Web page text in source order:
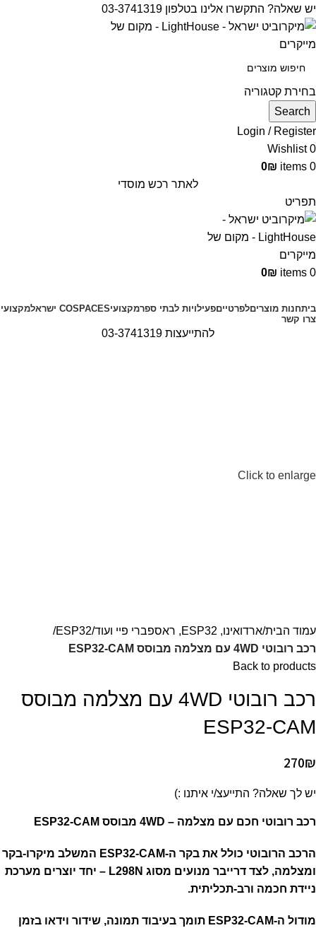
יש שאלה? התקשרו אלינו בטלפון 03-3741319
בחירת קטגוריה
Search
Login / Register
0
Wishlist
0
items
0₪
לאתר רכש מוסדי
תפריט
0
items
0₪
ביתחנות מוצריםלפרטייםפעילויות לבתי ספרמקצועיCOSPACES ישראל
מקצועי
צרו קשר
להתייעצות 03-3741319
Click to enlarge
עמוד הבית ארדואינו, ESP32, ראספברי פיי ועוד
ESP32
רכב רובוטי 4WD עם מצלמה מבוסס ESP32-CAM
Back to products
רכב רובוטי 4WD עם מצלמה מבוסס
ESP32-CAM
270₪
יש לך שאלה? התייעצ/י איתנו :)
רכב רובוטי חכם עם מצלמה – 4WD מבוסס ESP32-CAM
הרכב הרובוטי כולל את בקר ה-ESP32-CAM המשלב מיקרו-בקר
ומצלמה, לצד דרייבר מנועים מסוג L298N – יחד יוצרים מערכת
ניידת חכמה ורב-תכליתית.
מודול ה-ESP32-CAM תומך בעיבוד תמונה, שידור וידאו בזמן